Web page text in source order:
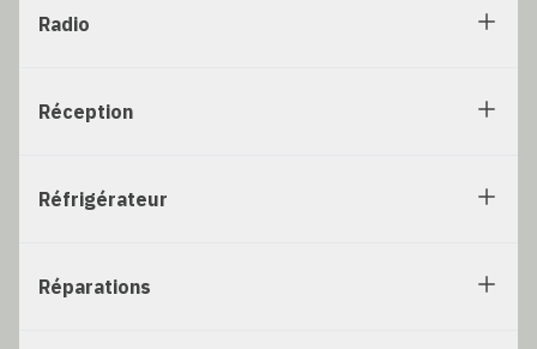
Radio
Réception
Réfrigérateur
Réparations